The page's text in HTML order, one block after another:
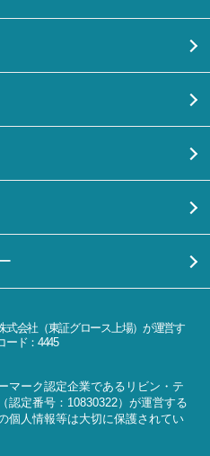
式会社（東証グロース上場）が運営す
ド：4445
マーク認定企業であるリビン・テ
認定番号：10830322）が運営する
個人情報等は大切に保護されてい